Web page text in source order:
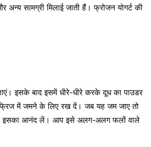
सामग्री मिलाई जाती हैं। फ्रोजन योगर्ट की
इसके बाद इसमें धीरे-धीरे करके दूध का पाउडर
में जमने के लिए रख दें। जब यह जम जाए तो
इसका आनंद लें। आप इसे अलग-अलग फलों वाले